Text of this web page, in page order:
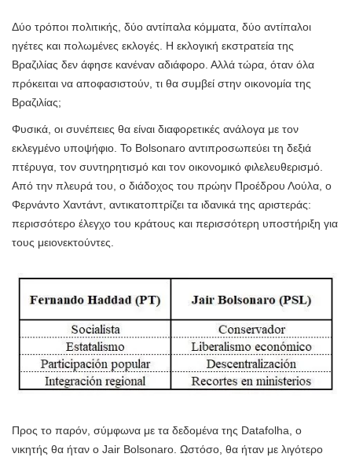
Δύο τρόποι πολιτικής, δύο αντίπαλα κόμματα, δύο αντίπαλοι
ηγέτες και πολωμένες εκλογές. Η εκλογική εκστρατεία της
Βραζιλίας δεν άφησε κανέναν αδιάφορο. Αλλά τώρα, όταν όλα
πρόκειται να αποφασιστούν, τι θα συμβεί στην οικονομία της
Βραζιλίας;
Φυσικά, οι συνέπειες θα είναι διαφορετικές ανάλογα με τον
εκλεγμένο υποψήφιο. Το Bolsonaro αντιπροσωπεύει τη δεξιά
πτέρυγα, τον συντηρητισμό και τον οικονομικό φιλελευθερισμό.
Από την πλευρά του, ο διάδοχος του πρώην Προέδρου Λούλα, ο
Φερνάντο Χαντάντ, αντικατοπτρίζει τα ιδανικά της αριστεράς:
περισσότερο έλεγχο του κράτους και περισσότερη υποστήριξη για
τους μειονεκτούντες.
Προς το παρόν, σύμφωνα με τα δεδομένα της Datafolha, ο
νικητής θα ήταν ο Jair Bolsonaro. Ωστόσο, θα ήταν με λιγότερο